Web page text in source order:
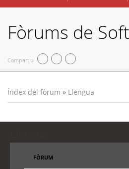
Fòrums de
Compartiu
Índex del fòrum » Llengua
FÒRUM